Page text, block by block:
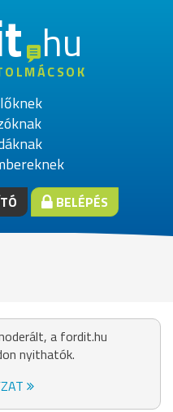
hu
BELÉPÉS
a fordit.hu
nyithatók.